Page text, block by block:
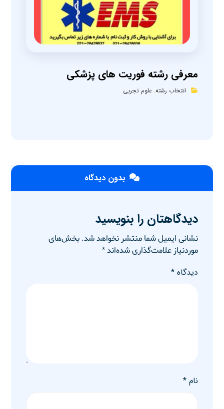
معرفی رشته فوریت های پزشکی
انتخاب رشته,علوم تجربی
بدون دیدگاه
دیدگاهتان را بنویسید
نشانی ایمیل شما منتشر نخواهد شد. بخش‌های
موردنیاز علامت‌گذاری شده‌اند*
دیدگاه*
نام*